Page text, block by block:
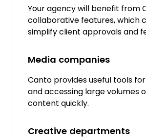
Your agency will benefit from
collaborative features, which
simplify client approvals and
Media companies
Canto provides useful tools
and accessing large volumes
content quickly.
Creative departments